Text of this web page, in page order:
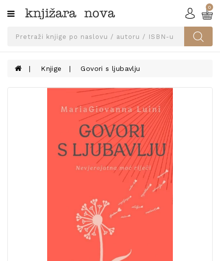
Kategorije
SVEUČILIŠNA
UDŽBENICI
KNJIGE
0
Knjige Govori s ljubavlju